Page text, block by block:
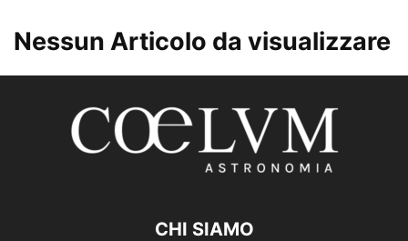
Nessun Articolo da visualizzare
CHI SIAMO